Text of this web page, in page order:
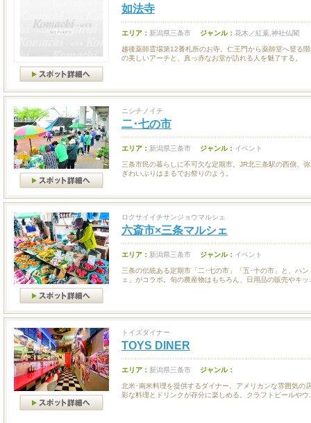
如法寺
エリア： 新潟県三条市 ジャンル： 花木／紅葉,神社仏閣
越後薬師霊場第12番札所のお寺。仁王門から薬師堂へ登る
の美しいアーチと、真っ赤なお堂が訪れる人を魅了する。
ニシチノイチ
二･七の市
エリア： 新潟県三条市 ジャンル： イベント
三条市民の暮らしに不可欠な定期市。JR北三条駅の西側、
ぎわいぶりはまるでお祭りのよう。
ロクサイイチサンジョウマルシェ
六斎市×三条マルシェ
エリア： 新潟県三条市 ジャンル： イベント
三条の伝統ある定期市「二･七の市」「五･十の市」と、ハ
ェ」がコラボ。旬の農産物はもちろん、日用品の販売やキッ
トイズダイナー
TOYS DINER
エリア： 新潟県三条市 ジャンル：
北米･南米料理を提供するダイナー。アメリカンな雰囲気の
彩な料理とドリンクが存分に楽しめる。クラフトビールやウ